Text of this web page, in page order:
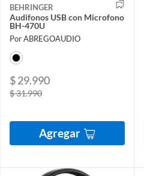
BEHRINGER
Audifonos USB con Microfono
BH-470U
Por ABREGOAUDIO
$ 29.990
$ 31.990
Agregar